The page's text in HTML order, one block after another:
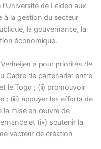
de Leiden aux
à la gestion du secteur
la gouvernance, la
économique.
a pour priorités de
Cadre de partenariat entre
le Togo ; (ii) promouvoir
; (iii) appuyer les efforts de
la mise en œuvre de
et (iv) soutenir la
vecteur de création